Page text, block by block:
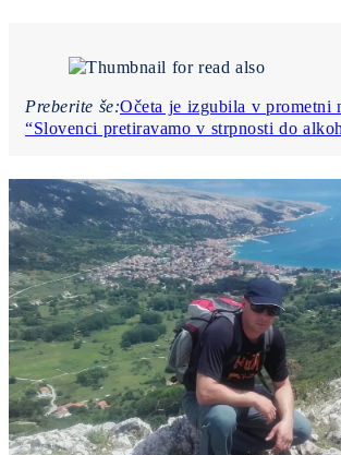
Preberite še:Očeta je izgubila v prometni
“Slovenci pretiravamo v strpnosti do